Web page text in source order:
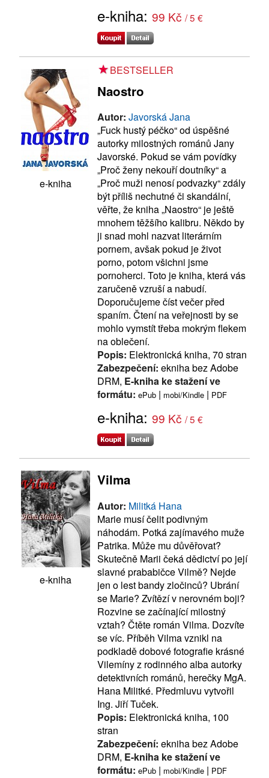
e-kniha: 99 Kč / 5 €
e-kniha
BESTSELLER
Naostro
Autor: Javorská Jana
„Fuck hustý péčko“ od úspěšné
autorky milostných románů Jany
Javorské. Pokud se vám povídky
„Proč ženy nekouří doutníky“ a
„Proč muži nenosí podvazky“ zdály
být příliš nechutné či skandální,
věřte, že kniha „Naostro“ je ještě
mnohem těžšího kalibru. Někdo by
ji snad mohl nazvat literárním
pornem, avšak pokud je život
porno, potom všichni jsme
pornoherci. Toto je kniha, která vás
zaručeně vzruší a nabudí.
Doporučujeme číst večer před
spaním. Čtení na veřejnosti by se
mohlo vymstít třeba mokrým flekem
na oblečení.
Popis: Elektronická kniha, 70 stran
Zabezpečení: ekniha bez Adobe
DRM, E-kniha ke stažení ve
formátu: ePub | mobi/Kindle | PDF
e-kniha: 99 Kč / 5 €
e-kniha
Vilma
Autor: Militká Hana
Marie musí čelit podivným
náhodám. Potká zajímavého muže
Patrika. Může mu důvěřovat?
Skutečně Marii čeká dědictví po její
slavné prababičce Vilmě? Nejde
jen o lest bandy zločinců? Ubrání
se Marie? Zvítězí v nerovném boji?
Rozvine se začínající milostný
vztah? Čtěte román Vilma. Dozvíte
se víc. Příběh Vilma vznikl na
podkladě dobové fotografie krásné
Vilemíny z rodinného alba autorky
detektivních románů, herečky MgA.
Hana Militké. Předmluvu vytvořil
Ing. Jiří Tuček.
Popis: Elektronická kniha, 100
stran
Zabezpečení: ekniha bez Adobe
DRM, E-kniha ke stažení ve
formátu: ePub | mobi/Kindle | PDF